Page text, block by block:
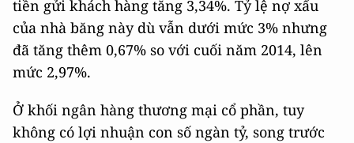
tiền gửi khách hàng tăng 3,34%. Tỷ lệ nợ xấu
của nhà băng này dù vẫn dưới mức 3% nhưng
đã tăng thêm 0,67% so với cuối năm 2014, lên
mức 2,97%.
Ở khối ngân hàng thương mại cổ phần, tuy
không có lợi nhuận con số ngàn tỷ, song trước